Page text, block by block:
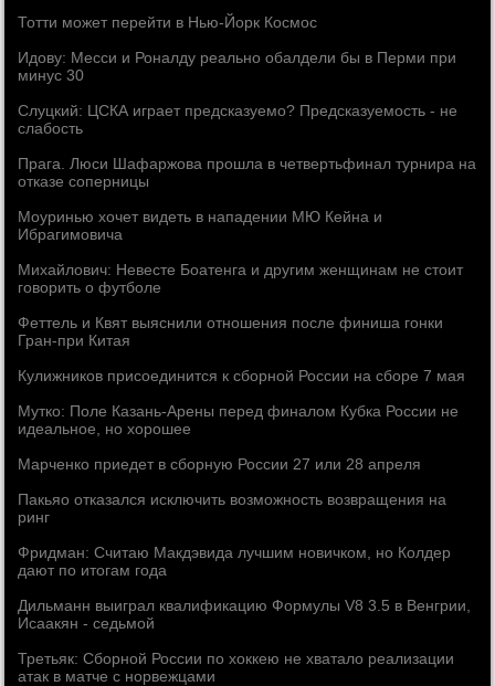
Тотти может перейти в Нью-Йорк Космос
Идову: Месси и Роналду реально обалдели бы в Перми при
минус 30
Слуцкий: ЦСКА играет предсказуемо? Предсказуемость - не
слабость
Прага. Люси Шафаржова прошла в четвертьфинал турнира на
отказе соперницы
Моуринью хочет видеть в нападении МЮ Кейна и
Ибрагимовича
Михайлович: Невесте Боатенга и другим женщинам не стоит
говорить о футболе
Феттель и Квят выяснили отношения после финиша гонки
Гран-при Китая
Кулижников присоединится к сборной России на сборе 7 мая
Мутко: Поле Казань-Арены перед финалом Кубка России не
идеальное, но хорошее
Марченко приедет в сборную России 27 или 28 апреля
Пакьяо отказался исключить возможность возвращения на
ринг
Фридман: Считаю Макдэвида лучшим новичком, но Колдер
дают по итогам года
Дильманн выиграл квалификацию Формулы V8 3.5 в Венгрии,
Исаакян - седьмой
Третьяк: Сборной России по хоккею не хватало реализации
атак в матче с норвежцами